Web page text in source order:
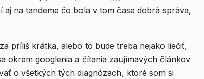
na tandeme čo bola v tom čase dobrá správa,
príliš krátka, alebo to bude treba nejako liečiť,
okrem googlenia a čítania zaujímavých článkov
o všetkých tých diagnózach, ktoré som si